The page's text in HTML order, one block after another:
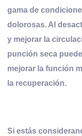
gama de
dolorosas. Al
y mejorar la
punción seca
mejorar la función
la recuperación.
Si estás